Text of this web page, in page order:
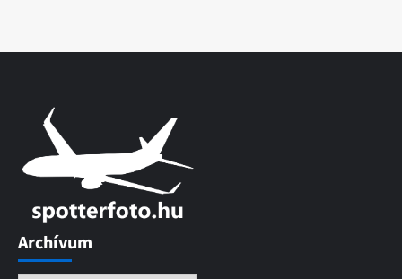
Archívum